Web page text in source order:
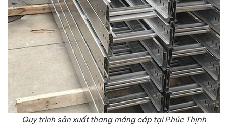
Quy trình sản xuất thang máng cáp tại Phúc Thịnh